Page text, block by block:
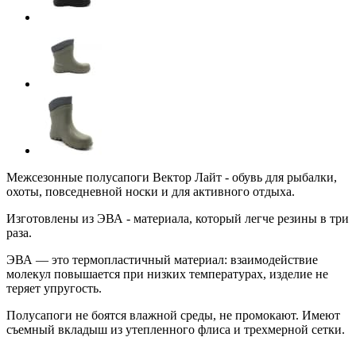
Межсезонные полусапоги Вектор Лайт - обувь для рыбалки,
охоты, повседневной носки и для активного отдыха.
Изготовлены из ЭВА - материала, который легче резины в три
раза.
ЭВА — это термопластичный материал: взаимодействие
молекул повышается при низких температурах, изделие не
теряет упругость.
Полусапоги не боятся влажной среды, не промокают. Имеют
съемный вкладыш из утепленного флиса и трехмерной сетки.